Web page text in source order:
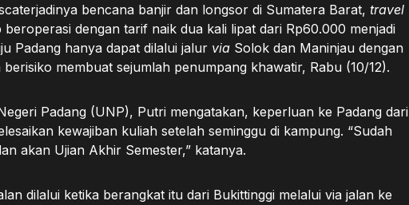
bencana banjir dan longsor di Sumatera Barat, travel
beroperasi dengan tarif naik dua kali lipat dari Rp60.000 menjadi
Padang hanya dapat dilalui jalur via Solok dan Maninjau dengan
membuat sejumlah penumpang khawatir, Rabu (10/12).
Padang (UNP), Putri mengatakan, keperluan ke Padang dari
kewajiban kuliah setelah seminggu di kampung. “Sudah
akan Ujian Akhir Semester,” katanya.
dilalui ketika berangkat itu dari Bukittinggi melalui via jalan ke